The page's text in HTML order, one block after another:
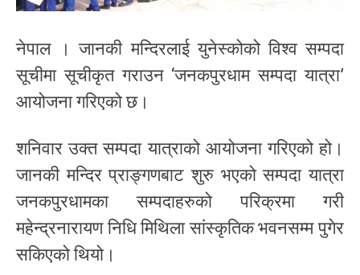
नेपाल । जानकी मन्दिरलाई युनेस्कोको विश्व सम्पदा
सूचीमा सूचीकृत गराउन ‘जनकपुरधाम सम्पदा यात्रा’
आयोजना गरिएको छ।
शनिवार उक्त सम्पदा यात्राको आयोजना गरिएको हो।
जानकी मन्दिर प्राङ्गणबाट शुरु भएको सम्पदा यात्रा
जनकपुरधामका सम्पदाहरुको परिक्रमा गरी
महेन्द्रनारायण निधि मिथिला सांस्कृतिक भवनसम्म पुगेर
सकिएको थियो।